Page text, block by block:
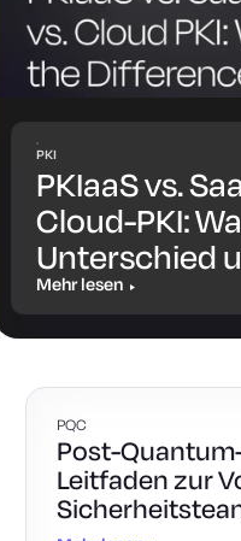
PKI
PKIaaS vs.
Cloud-PKI:
Unterschied
Lösung ist die
Sie?
Mehr lesen
PQC
Post-
Leitfaden zur